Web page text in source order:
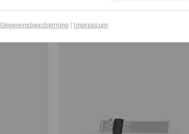
Gegevensbescherming | Impressum